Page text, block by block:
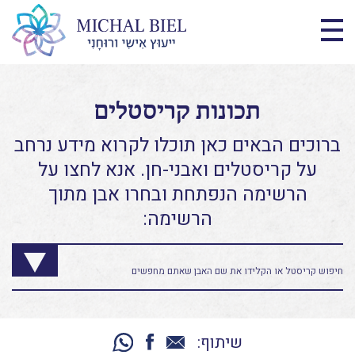
תכונות קריסטלים
ברוכים הבאים כאן תוכלו לקרוא מידע נרחב
על קריסטלים ואבני-חן. אנא לחצו על
הרשימה הנפתחת ובחרו אבן מתוך
הרשימה:
שיתוף: